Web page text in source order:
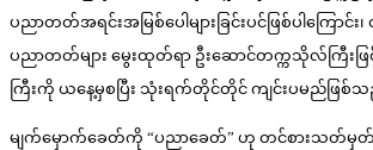
ပညာတတ်အရင်းအမြစ်ပေါများခြင်းပင်ဖြစ်ပါက
ပညာတတ်များ မွေးထုတ်ရာ ဦးဆောင်တက္ကသိုလ်ကြီးဖြ
ကြီးကို ယနေ့မှစပြီး သုံးရက်တိုင်တိုင် ကျင်းပမည်ဖြ
မျက်မှောက်ခေတ်ကို “ပညာခေတ်” ဟု တင်စားသတ်မှတ်